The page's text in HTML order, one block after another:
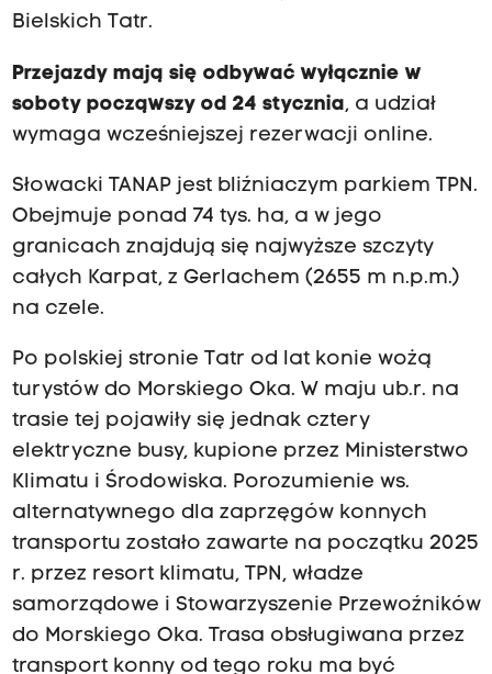
Bielskich Tatr.
Przejazdy mają się odbywać wyłącznie w
soboty począwszy od 24 stycznia, a udział
wymaga wcześniejszej rezerwacji online.
Słowacki TANAP jest bliźniaczym parkiem TPN.
Obejmuje ponad 74 tys. ha, a w jego
granicach znajdują się najwyższe szczyty
całych Karpat, z Gerlachem (2655 m n.p.m.)
na czele.
Po polskiej stronie Tatr od lat konie wożą
turystów do Morskiego Oka. W maju ub.r. na
trasie tej pojawiły się jednak cztery
elektryczne busy, kupione przez Ministerstwo
Klimatu i Środowiska. Porozumienie ws.
alternatywnego dla zaprzęgów konnych
transportu zostało zawarte na początku 2025
r. przez resort klimatu, TPN, władze
samorządowe i Stowarzyszenie Przewoźników
do Morskiego Oka. Trasa obsługiwana przez
transport konny od tego roku ma być